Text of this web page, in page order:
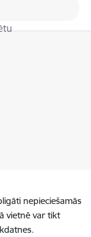
nepieciešamās
vietnē var tikt